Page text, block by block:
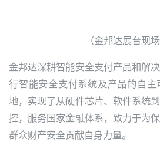
（金邦达展台现场
金邦达深耕智能安全支付产品和解
行智能安全支付系统及产品的自
地，实现了从硬件芯片、软件系统
控，服务国家金融体系，致力于为
群众财产安全贡献自身力量。